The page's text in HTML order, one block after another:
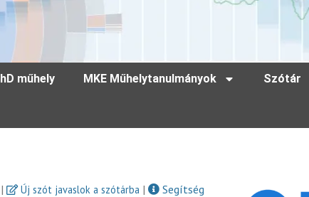
műhely MKE Műhelytanulmányok Szótár
| Új szót javaslok a szótárba |
Segítség